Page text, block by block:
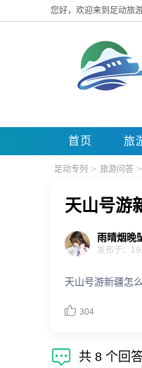
您好，欢迎来到足动旅
首页 旅
足动专列 > 旅游问答 >
天山号游
雨晴烟晚
发布于：19
天山号游新疆怎
 304
 共 8 个回